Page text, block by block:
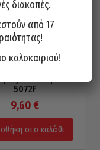
5072F
9,60€
στο καλάθι
διακοπές.
από 17
καλοκαιριού!